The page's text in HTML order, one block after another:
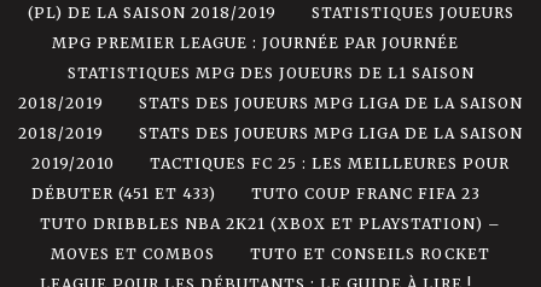
(PL) DE LA SAISON 2018/2019
STATISTIQUES JOUEURS
MPG PREMIER LEAGUE : JOURNÉE PAR JOURNÉE
STATISTIQUES MPG DES JOUEURS DE L1 SAISON
2018/2019
STATS DES JOUEURS MPG LIGA DE LA SAISON
2018/2019
STATS DES JOUEURS MPG LIGA DE LA SAISON
2019/2010
TACTIQUES FC 25 : LES MEILLEURES POUR
DÉBUTER (451 ET 433)
TUTO COUP FRANC FIFA 23
TUTO DRIBBLES NBA 2K21 (XBOX ET PLAYSTATION) –
MOVES ET COMBOS
TUTO ET CONSEILS ROCKET